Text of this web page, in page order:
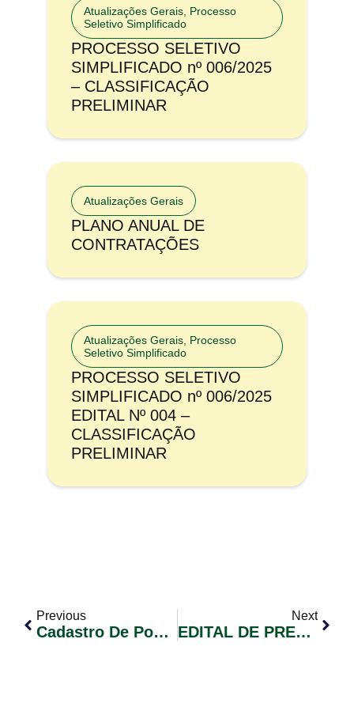
Atualizações Gerais Processo
Seletivo Simplificado
PROCESSO SELETIVO
SIMPLIFICADO nº 006/2025
– CLASSIFICAÇÃO
PRELIMINAR
Atualizações Gerais
PLANO ANUAL DE
CONTRATAÇÕES
Atualizações Gerais Processo
Seletivo Simplificado
PROCESSO SELETIVO
SIMPLIFICADO nº 006/2025
EDITAL Nº 004 –
CLASSIFICAÇÃO
PRELIMINAR
Previous
Cadastro De Poços Artesianos Deverá Ser Realizado Até 31 Dezembro
Next
EDITAL DE PREGÃO ELETRÔNICO Nº 042/2020